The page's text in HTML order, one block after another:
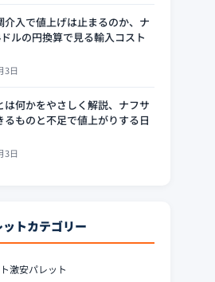
介入で値上げは止まるのか、ナ
ルの円換算で見る輸入コスト
3日
は何かをやさしく解説、ナフサ
るものと不足で値上がりする日
3日
トカテゴリー
激安パレット